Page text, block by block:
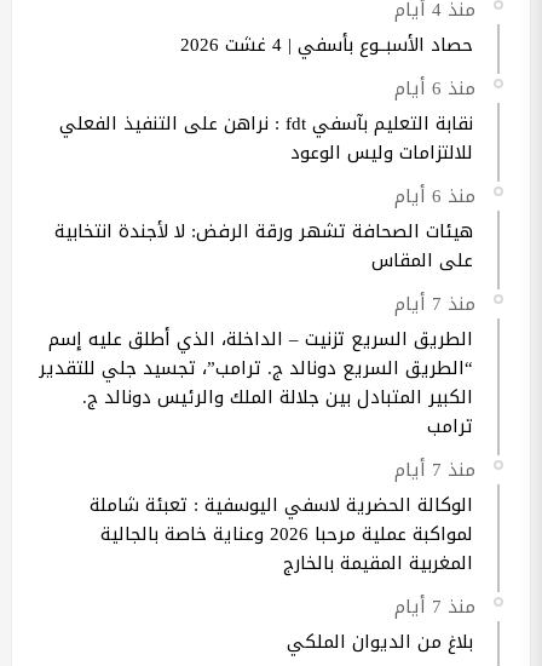
منذ 4 أيام
حصاد الأسبــوع بأسفي | 4 غشت 2026
منذ 6 أيام
نقابة التعليم بآسفي fdt : نراهن على التنفيذ الفعلي
للالتزامات وليس الوعود
منذ 6 أيام
هيئات الصحافة تشهر ورقة الرفض: لا لأجندة انتخابية
على المقاس
منذ 7 أيام
الطريق السريع تزنيت – الداخلة، الذي أطلق عليه إسم
“الطريق السريع دونالد ج. ترامب”، تجسيد جلي للتقدير
الكبير المتبادل بين جلالة الملك والرئيس دونالد ج.
ترامب
منذ 7 أيام
الوكالة الحضرية لاسفي اليوسفية : تعبئة شاملة
لمواكبة عملية مرحبا 2026 وعناية خاصة بالجالية
المغربية المقيمة بالخارج
منذ 7 أيام
بلاغ من الديوان الملكي